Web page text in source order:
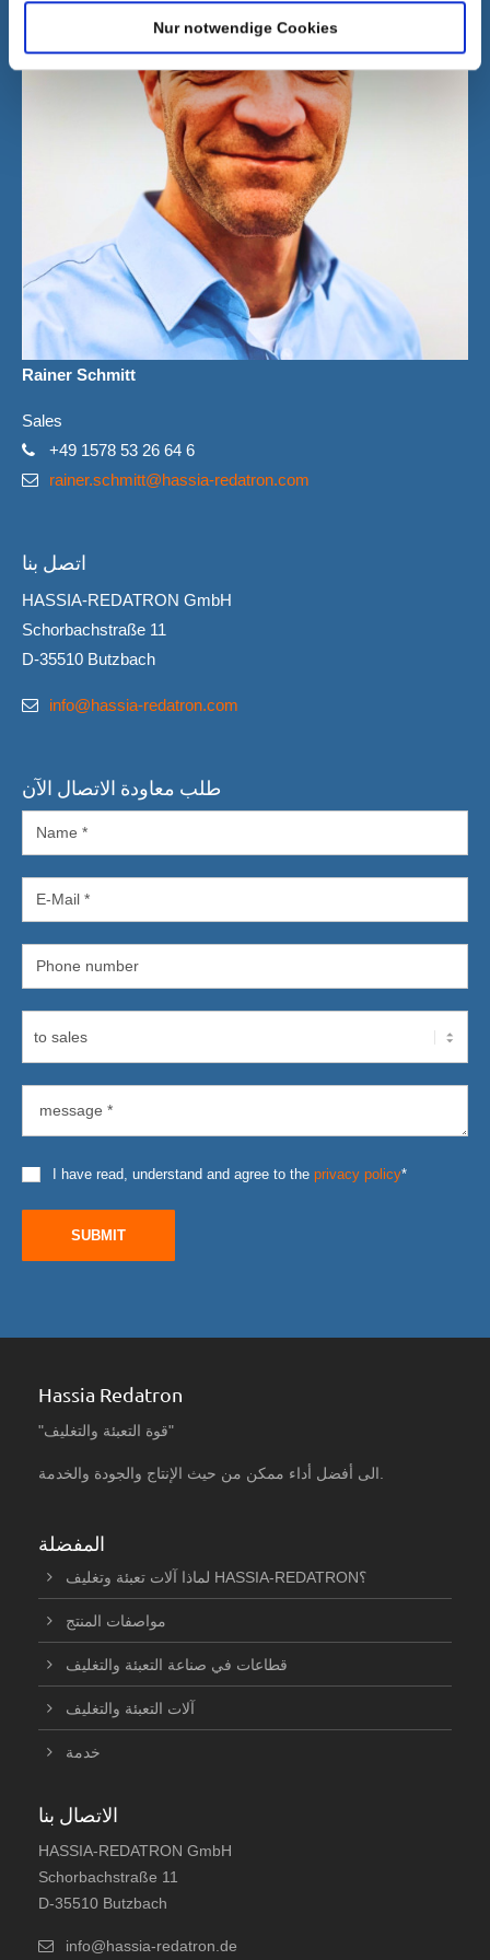
Nur notwendige Cookies
Rainer Schmitt
Sales
+49 1578 53 26 64 6
rainer.schmitt@hassia-redatron.com
اتصل بنا
HASSIA-REDATRON GmbH
Schorbachstraße 11
D-35510 Butzbach
info@hassia-redatron.com
طلب معاودة الاتصال الآن
I have read, understand and agree to the privacy policy*
SUBMIT
Hassia Redatron
"قوة التعبئة والتغليف"
الى أفضل أداء ممكن من حيث الإنتاج والجودة والخدمة.
المفضلة
مواصفات المنتج
قطاعات في صناعة التعبئة والتغليف
آلات التعبئة والتغليف
خدمة
الاتصال بنا
HASSIA-REDATRON GmbH
Schorbachstraße 11
D-35510 Butzbach
info@hassia-redatron.de